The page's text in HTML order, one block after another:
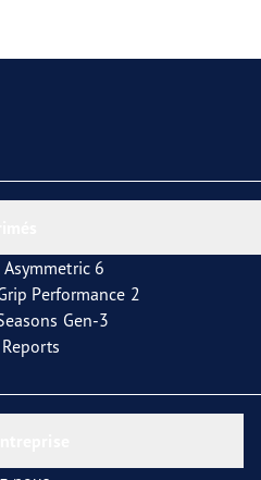
Asymmetric 6
Performance 2
Gen-3